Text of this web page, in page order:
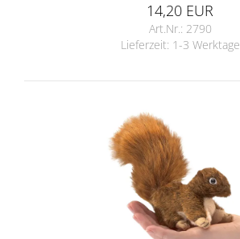
14,20 EUR
Art.Nr.: 2790
Lieferzeit: 1-3 Werktage